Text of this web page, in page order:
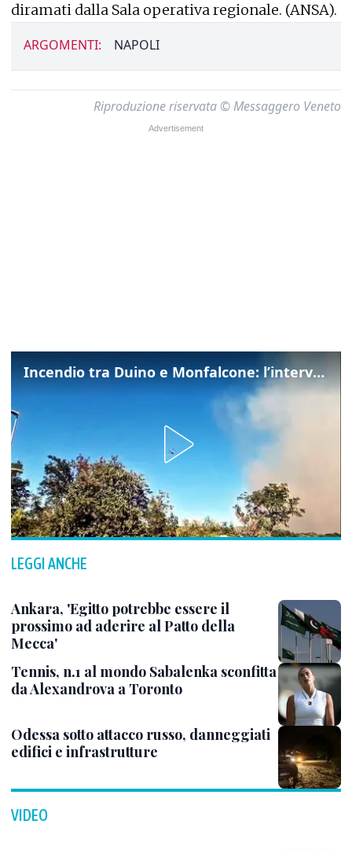
diramati dalla Sala operativa regionale. (ANSA).
ARGOMENTI: NAPOLI
Riproduzione riservata © Messaggero Veneto
Incendio tra Duino e Monfalcone: l’intervento dei vigili del fuoco
LEGGI ANCHE
Ankara, 'Egitto potrebbe essere il
prossimo ad aderire al Patto della
Mecca'
Tennis, n.1 al mondo Sabalenka sconfitta
da Alexandrova a Toronto
Odessa sotto attacco russo, danneggiati
edifici e infrastrutture
VIDEO